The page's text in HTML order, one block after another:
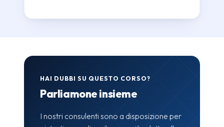
HAI DUBBI SU QUESTO CORSO?
Parliamone insieme
I nostri consulenti sono a disposizione per